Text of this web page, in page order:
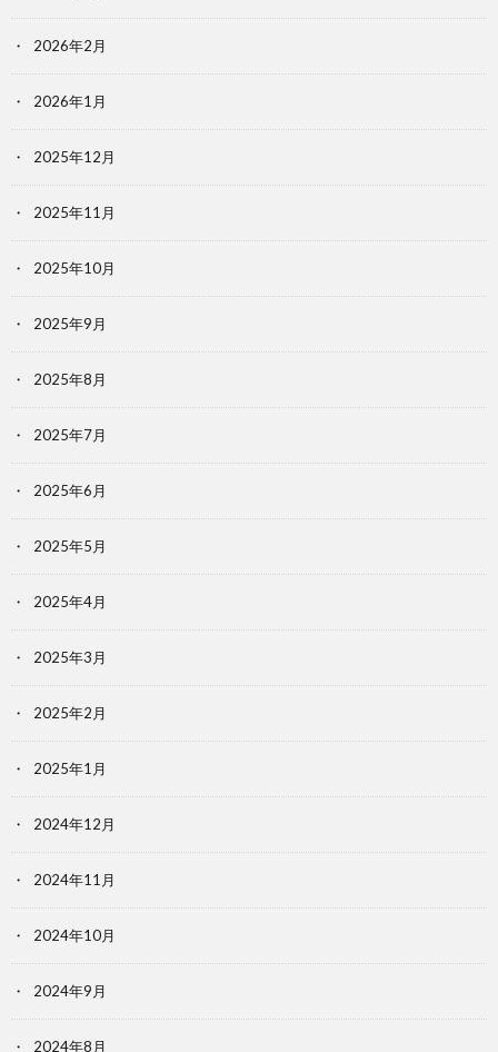
2026年2月
2026年1月
2025年12月
2025年11月
2025年10月
2025年9月
2025年8月
2025年7月
2025年6月
2025年5月
2025年4月
2025年3月
2025年2月
2025年1月
2024年12月
2024年11月
2024年10月
2024年9月
2024年8月